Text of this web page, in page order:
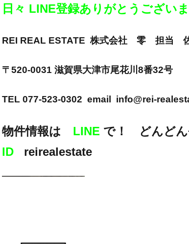
日々 LINE登録ありがとうございま
REI REAL ESTATE 株式会社 零 担
〒520-0031 滋賀県大津市尾花川8番32号
TEL 077-523-0302 email info@rei-
物件情報は LINE で！ どんどん
ID reirealestate